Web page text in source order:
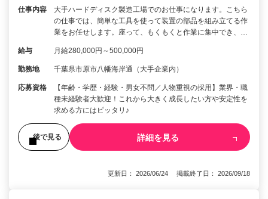
仕事内容
大手ハードディスク製造工場でのお仕事になります。こちら
の仕事では、簡単な工具を使って装置の部品を組み立てる作
業をお任せします。座って、もくもくと作業に集中でき、…
給与 月給280,000円～500,000円
勤務地 千葉県市原市八幡海岸通（大手企業内）
応募資格
【年齢・学歴・経験・男女不問／人物重視の採用】業界・職
種未経験者大歓迎！これから大きく成長したい方や安定性を
求める方にはピッタリ♪
後で見る 詳細を見る
更新日： 2026/06/24 掲載終了日： 2026/09/18